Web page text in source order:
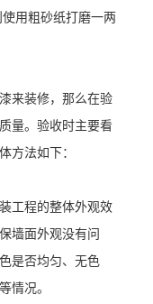
用粗砂纸打磨一两
来装修，那么在验
量。验收时主要看
方法如下：
工程的整体外观效
墙面外观没有问
是否均匀、无色
情况。